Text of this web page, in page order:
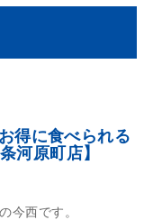
得に食べられる
条河原町店】
今西です。